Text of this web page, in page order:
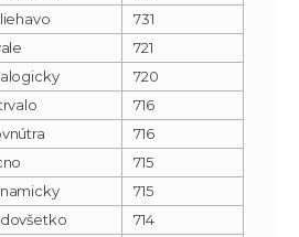
731
721
720
716
716
715
715
714